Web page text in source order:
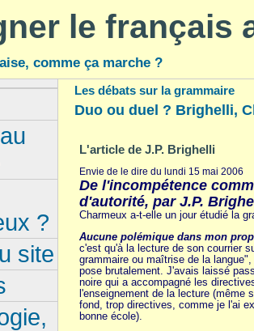
le français
comme ça marche ?
Les débats sur la grammaire
Duo ou duel ? Brighelli,
L'article de J.P. Brighelli
Envie de le dire du lundi 15 mai 2006
De l'incompétence
d'autorité, par J.P.
Charmeux a-t-elle un jour étudié la
Aucune polémique dans mon
c'est qu'à la lecture de son courrier
grammaire ou maîtrise de la
pose brutalement. J'avais laissé
noire qui a accompagné les
l'enseignement de la lecture (même
fond, trop directives, comme je l'ai
bonne école).
?
site